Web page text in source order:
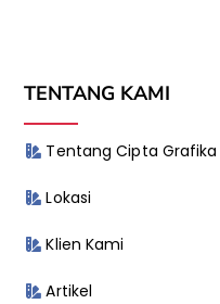
TENTANG KAMI
Tentang Cipta Grafika
Lokasi
Klien Kami
Artikel